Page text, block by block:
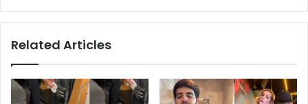
Related Articles